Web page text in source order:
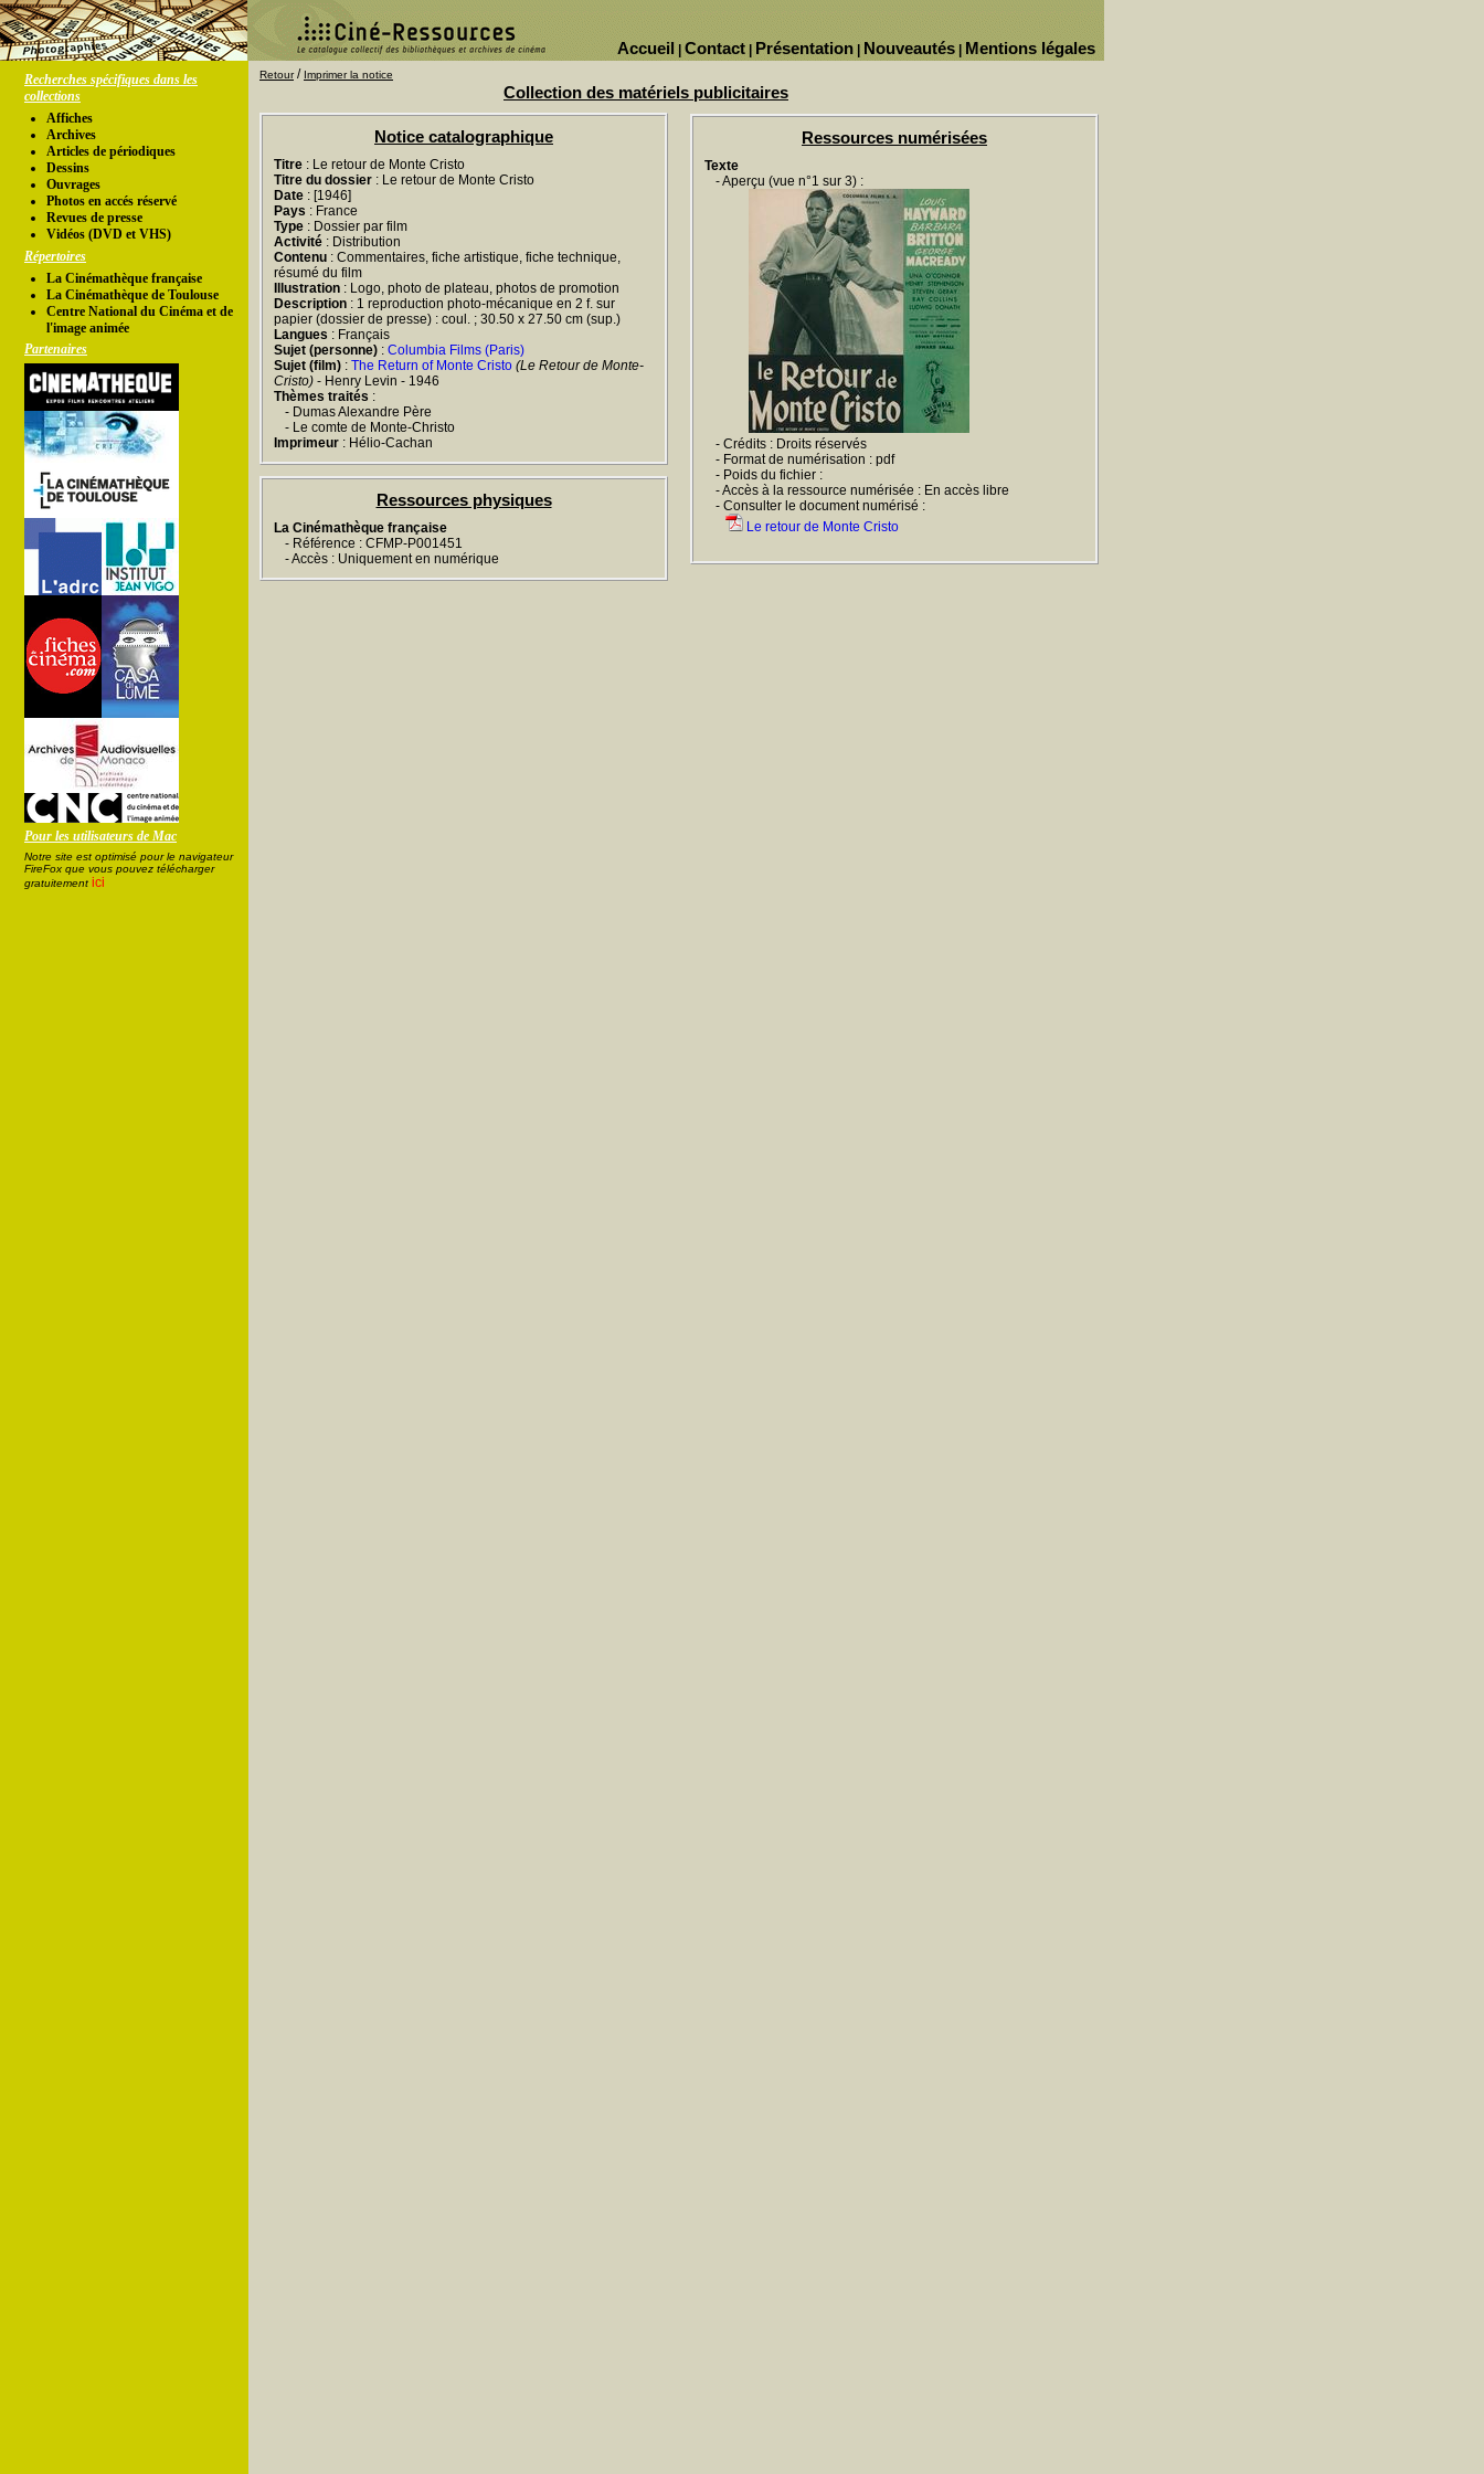
Mentions légales
Nouveautés
Présentation
Contact
Accueil
Recherches spécifiques dans les
collections
Affiches
Archives
Articles de périodiques
Dessins
Ouvrages
Photos en accés réservé
Revues de presse
Vidéos (DVD et VHS)
Répertoires
La Cinémathèque française
La Cinémathèque de Toulouse
Centre National du Cinéma et de
l'image animée
Partenaires
Pour les utilisateurs de Mac
Notre site est optimisé pour le navigateur
FireFox que vous pouvez télécharger
gratuitement ici
Retour/ Imprimer la notice
Collection des matériels publicitaires
Notice catalographique
Titre : Le retour de Monte Cristo
Titre du dossier : Le retour de Monte Cristo
Date : [1946]
Pays : France
Type : Dossier par film
Activité : Distribution
Contenu : Commentaires, fiche artistique, fiche technique,
résumé du film
Illustration : Logo, photo de plateau, photos de promotion
Description : 1 reproduction photo-mécanique en 2 f. sur
papier (dossier de presse) : coul. ; 30.50 x 27.50 cm (sup.)
Langues : Français
Sujet (personne) : Columbia Films (Paris)
Sujet (film) : The Return of Monte Cristo (Le Retour de Monte-
Cristo) - Henry Levin - 1946
Thèmes traités :
- Dumas Alexandre Père
- Le comte de Monte-Christo
Imprimeur : Hélio-Cachan
Ressources physiques
La Cinémathèque française
- Référence : CFMP-P001451
- Accès : Uniquement en numérique
Ressources numérisées
Texte
- Aperçu (vue n°1 sur 3) :
- Crédits : Droits réservés
- Format de numérisation : pdf
- Poids du fichier :
- Accès à la ressource numérisée : En accès libre
- Consulter le document numérisé :
Le retour de Monte Cristo